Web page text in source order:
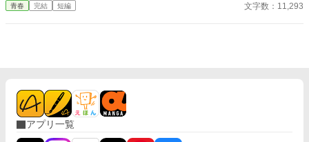
ての誇りを壊すほどに甘く、逃れられないほどに深い。 だが、篠
た榊は、もう戻れない。 快楽に溺れるその瞬間まで、彼を待つの
は破滅か、それとも救いか。 ――これは、ひとりの上司が“愛”と
いう名の支配に沈んでいく物語。
青春 完結 短編 文字数：11,293
アプリ一覧